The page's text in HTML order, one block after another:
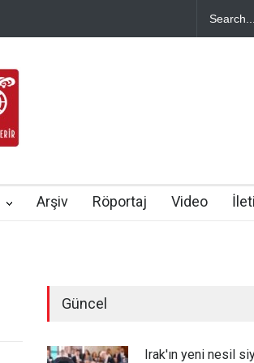
Arşiv Röportaj Video
Güncel
Irak'ın yeni nesil